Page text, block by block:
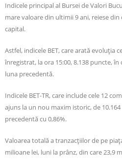
Indicele principal al Bursei de Valori
mare valoare din ultimii 9 ani, reiese
capital.
Astfel, indicele BET, care arată evoluția
înregistrat, la ora 15:00, 8.138 puncte,
luna precedentă.
Indicele BET-TR, care include cele 12
ajuns la un nou maxim istoric, de
precedentă cu 0,86%.
Valoarea totală a tranzacțiilor de pe
milioane lei, luni la prânz, din care 23,9